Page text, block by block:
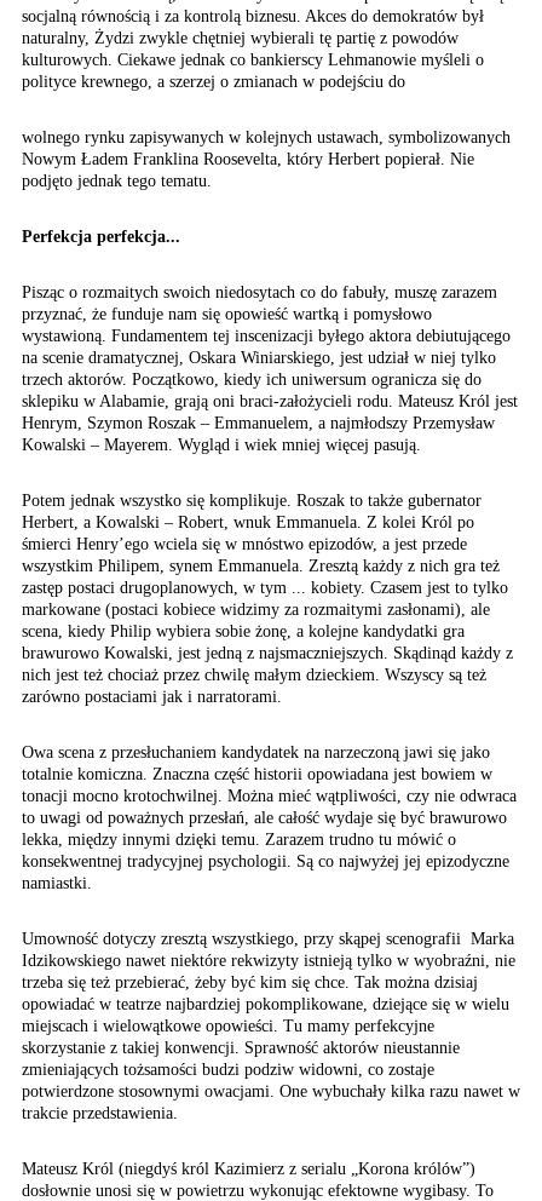
socjalną równością i za kontrolą biznesu. Akces do demokratów był
naturalny, Żydzi zwykle chętniej wybierali tę partię z powodów
kulturowych. Ciekawe jednak co bankierscy Lehmanowie myśleli o
polityce krewnego, a szerzej o zmianach w podejściu do
wolnego rynku zapisywanych w kolejnych ustawach, symbolizowanych
Nowym Ładem Franklina Roosevelta, który Herbert popierał. Nie
podjęto jednak tego tematu.
Perfekcja perfekcja...
Pisząc o rozmaitych swoich niedosytach co do fabuły, muszę zarazem
przyznać, że funduje nam się opowieść wartką i pomysłowo
wystawioną. Fundamentem tej inscenizacji byłego aktora debiutującego
na scenie dramatycznej, Oskara Winiarskiego, jest udział w niej tylko
trzech aktorów. Początkowo, kiedy ich uniwersum ogranicza się do
sklepiku w Alabamie, grają oni braci-założycieli rodu. Mateusz Król jest
Henrym, Szymon Roszak – Emmanuelem, a najmłodszy Przemysław
Kowalski – Mayerem. Wygląd i wiek mniej więcej pasują.
Potem jednak wszystko się komplikuje. Roszak to także gubernator
Herbert, a Kowalski – Robert, wnuk Emmanuela. Z kolei Król po
śmierci Henry’ego wciela się w mnóstwo epizodów, a jest przede
wszystkim Philipem, synem Emmanuela. Zresztą każdy z nich gra też
zastęp postaci drugoplanowych, w tym ... kobiety. Czasem jest to tylko
markowane (postaci kobiece widzimy za rozmaitymi zasłonami), ale
scena, kiedy Philip wybiera sobie żonę, a kolejne kandydatki gra
brawurowo Kowalski, jest jedną z najsmaczniejszych. Skądinąd każdy z
nich jest też chociaż przez chwilę małym dzieckiem. Wszyscy są też
zarówno postaciami jak i narratorami.
Owa scena z przesłuchaniem kandydatek na narzeczoną jawi się jako
totalnie komiczna. Znaczna część historii opowiadana jest bowiem w
tonacji mocno krotochwilnej. Można mieć wątpliwości, czy nie odwraca
to uwagi od poważnych przesłań, ale całość wydaje się być brawurowo
lekka, między innymi dzięki temu. Zarazem trudno tu mówić o
konsekwentnej tradycyjnej psychologii. Są co najwyżej jej epizodyczne
namiastki.
Umowność dotyczy zresztą wszystkiego, przy skąpej scenografii Marka
Idzikowskiego nawet niektóre rekwizyty istnieją tylko w wyobraźni, nie
trzeba się też przebierać, żeby być kim się chce. Tak można dzisiaj
opowiadać w teatrze najbardziej pokomplikowane, dziejące się w wielu
miejscach i wielowątkowe opowieści. Tu mamy perfekcyjne
skorzystanie z takiej konwencji. Sprawność aktorów nieustannie
zmieniających tożsamości budzi podziw widowni, co zostaje
potwierdzone stosownymi owacjami. One wybuchały kilka razu nawet w
trakcie przedstawienia.
Mateusz Król (niegdyś król Kazimierz z serialu „Korona królów”)
dosłownie unosi się w powietrzu wykonując efektowne wygibasy. To